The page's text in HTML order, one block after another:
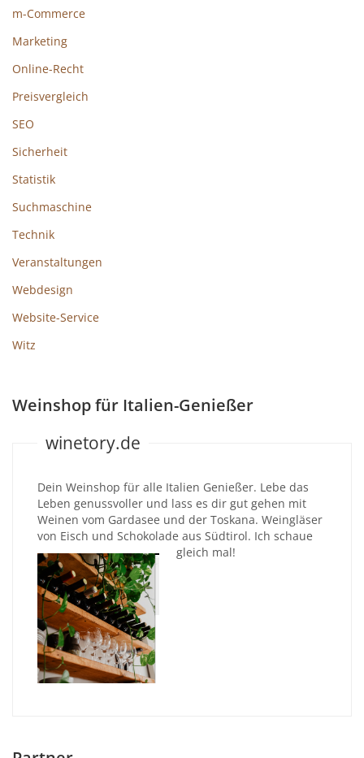
m-Commerce
Marketing
Online-Recht
Preisvergleich
SEO
Sicherheit
Statistik
Suchmaschine
Technik
Veranstaltungen
Webdesign
Website-Service
Witz
Weinshop für Italien-Genießer
winetory.de
Dein Weinshop für alle Italien Genießer. Lebe das
Leben genussvoller und lass es dir gut gehen mit
Weinen vom Gardasee und der Toskana. Weingläser
von Eisch und Schokolade aus Südtirol. Ich schaue
gleich mal!